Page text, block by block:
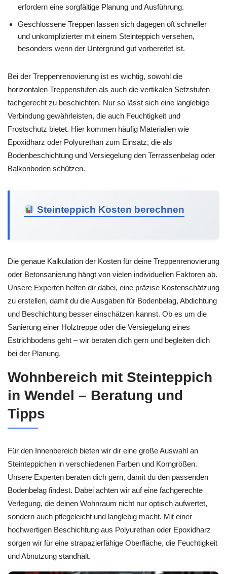
erfordern eine sorgfältige Planung und Ausführung.
Geschlossene Treppen lassen sich dagegen oft schneller
und unkomplizierter mit einem Steinteppich versehen,
besonders wenn der Untergrund gut vorbereitet ist.
Bei der Treppenrenovierung ist es wichtig, sowohl die
horizontalen Treppenstufen als auch die vertikalen Setzstufen
fachgerecht zu beschichten. Nur so lässt sich eine langlebige
Verbindung gewährleisten, die auch Feuchtigkeit und
Frostschutz bietet. Hier kommen häufig Materialien wie
Epoxidharz oder Polyurethan zum Einsatz, die als
Bodenbeschichtung und Versiegelung den Terrassenbelag oder
Balkonboden schützen.
Steinteppich Kosten berechnen
Die genaue Kalkulation der Kosten für deine Treppenrenovierung
oder Betonsanierung hängt von vielen individuellen Faktoren ab.
Unsere Experten helfen dir dabei, eine präzise Kostenschätzung
zu erstellen, damit du die Ausgaben für Bodenbelag, Abdichtung
und Beschichtung besser einschätzen kannst. Ob es um die
Sanierung einer Holztreppe oder die Versiegelung eines
Estrichbodens geht – wir beraten dich gern und begleiten dich
bei der Planung.
Wohnbereich mit Steinteppich
in Wendel – Beratung und
Tipps
Für den Innenbereich bieten wir dir eine große Auswahl an
Steinteppichen in verschiedenen Farben und Korngrößen.
Unsere Experten beraten dich gern, damit du den passenden
Bodenbelag findest. Dabei achten wir auf eine fachgerechte
Verlegung, die deinen Wohnraum nicht nur optisch aufwertet,
sondern auch pflegeleicht und langlebig macht. Mit einer
hochwertigen Beschichtung aus Polyurethan oder Epoxidharz
sorgen wir für eine strapazierfähige Oberfläche, die Feuchtigkeit
und Abnutzung standhält.